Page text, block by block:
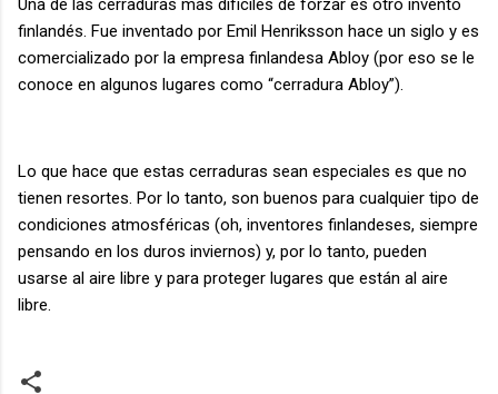
Una de las cerraduras más difíciles de forzar es otro invento
finlandés. Fue inventado por Emil Henriksson hace un siglo y es
comercializado por la empresa finlandesa Abloy (por eso se le
conoce en algunos lugares como “cerradura Abloy”).
Lo que hace que estas cerraduras sean especiales es que no
tienen resortes. Por lo tanto, son buenos para cualquier tipo de
condiciones atmosféricas (oh, inventores finlandeses, siempre
pensando en los duros inviernos) y, por lo tanto, pueden
usarse al aire libre y para proteger lugares que están al aire
libre.